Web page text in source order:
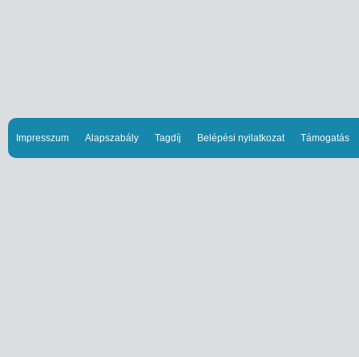
Impresszum Alapszabály Tagdíj Belépési nyilatkozat Támogatás